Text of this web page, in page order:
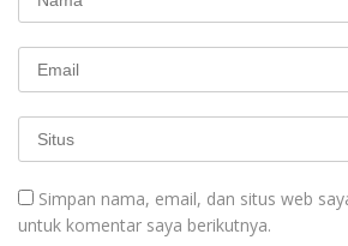
Simpan nama, email, dan situs web
untuk komentar saya berikutnya.